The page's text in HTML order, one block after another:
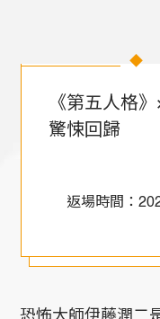
◆
《第五人格
驚悚回歸
返場時間：